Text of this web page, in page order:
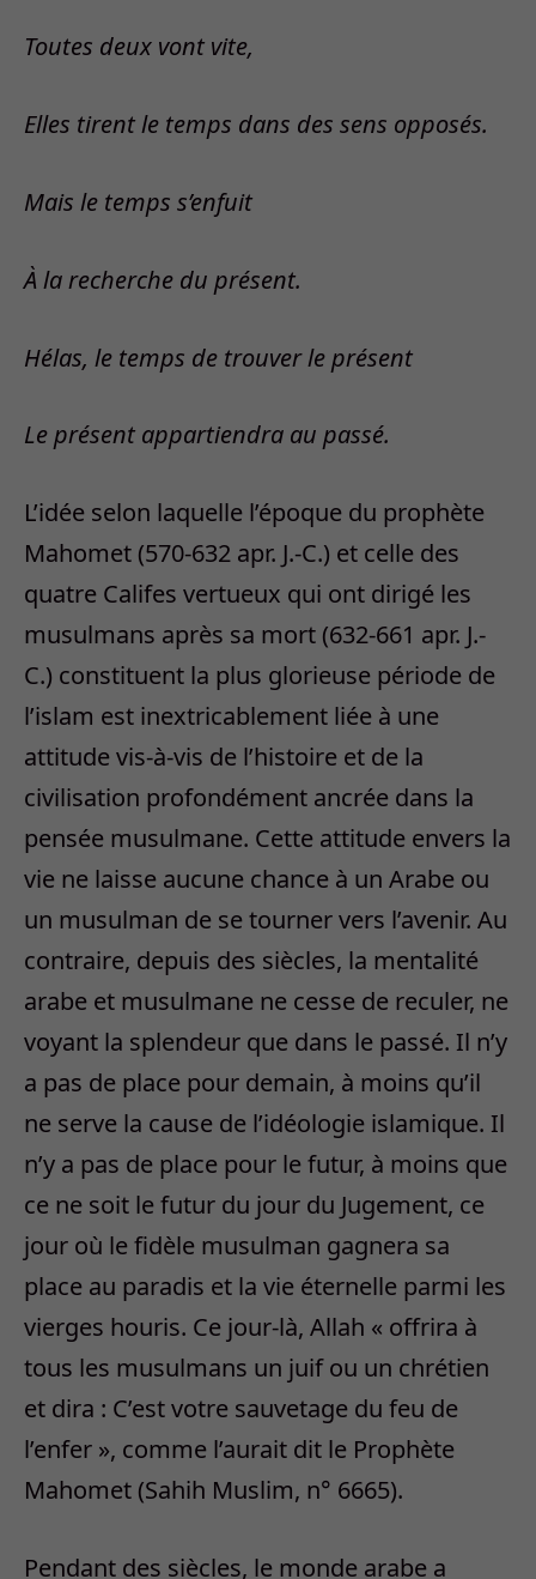
Toutes deux vont vite,
Elles tirent le temps dans des sens opposés.
Mais le temps s’enfuit
À la recherche du présent.
Hélas, le temps de trouver le présent
Le présent appartiendra au passé.
L’idée selon laquelle l’époque du prophète
Mahomet (570-632 apr. J.-C.) et celle des
quatre Califes vertueux qui ont dirigé les
musulmans après sa mort (632-661 apr. J.-
C.) constituent la plus glorieuse période de
l’islam est inextricablement liée à une
attitude vis-à-vis de l’histoire et de la
civilisation profondément ancrée dans la
pensée musulmane. Cette attitude envers la
vie ne laisse aucune chance à un Arabe ou
un musulman de se tourner vers l’avenir. Au
contraire, depuis des siècles, la mentalité
arabe et musulmane ne cesse de reculer, ne
voyant la splendeur que dans le passé. Il n’y
a pas de place pour demain, à moins qu’il
ne serve la cause de l’idéologie islamique. Il
n’y a pas de place pour le futur, à moins que
ce ne soit le futur du jour du Jugement, ce
jour où le fidèle musulman gagnera sa
place au paradis et la vie éternelle parmi les
vierges houris. Ce jour-là, Allah « offrira à
tous les musulmans un juif ou un chrétien
et dira : C’est votre sauvetage du feu de
l’enfer », comme l’aurait dit le Prophète
Mahomet (Sahih Muslim, n° 6665).
Pendant des siècles, le monde arabe a